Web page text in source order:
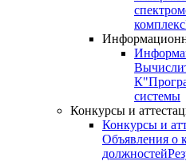
комплекс
К"
системы
Конкурсы и
Конкурсы и
Объявления о
должностей